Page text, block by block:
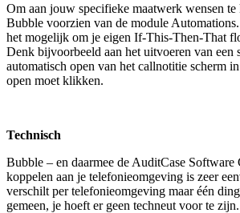
Om aan jouw specifieke maatwerk wensen
Bubble voorzien van de module
het mogelijk om je eigen If-This-Then-That
Denk bijvoorbeeld aan het uitvoeren van een
automatisch open van het callnotitie scherm
open moet klikken.
Technisch
Bubble – en daarmee de AuditCase
koppelen aan je telefonieomgeving is zeer
verschilt per telefonieomgeving maar één
gemeen, je hoeft er geen techneut voor te zijn.